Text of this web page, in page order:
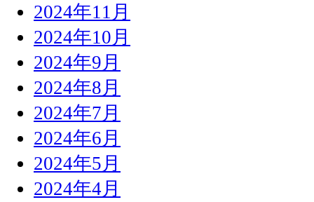
2024年11月
2024年10月
2024年9月
2024年8月
2024年7月
2024年6月
2024年5月
2024年4月